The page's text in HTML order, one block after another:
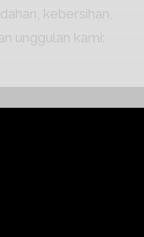
kebersihan,
unggulan kami: